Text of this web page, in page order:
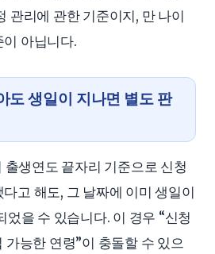
관리에 관한 기준이지, 만 나이
아닙니다.
도 생일이 지나면 별도 판
출생연도 끝자리 기준으로 신청
고 해도, 그 날짜에 이미 생일이
었을 수 있습니다. 이 경우 “신청
가능한 연령”이 충돌할 수 있으